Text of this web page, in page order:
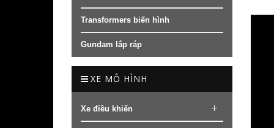
Transformers biến hình
Gundam lắp ráp
XE MÔ HÌNH
Xe điều khiển